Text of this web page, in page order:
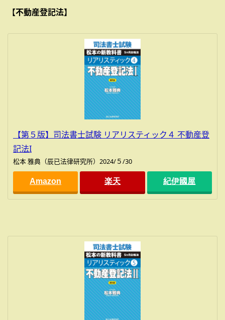
【不動産登記法】
【第５版】司法書士試験 リアリスティック４ 不動産登
記法I
松本 雅典（辰已法律研究所）2024/５/30
Amazon 楽天 紀伊國屋